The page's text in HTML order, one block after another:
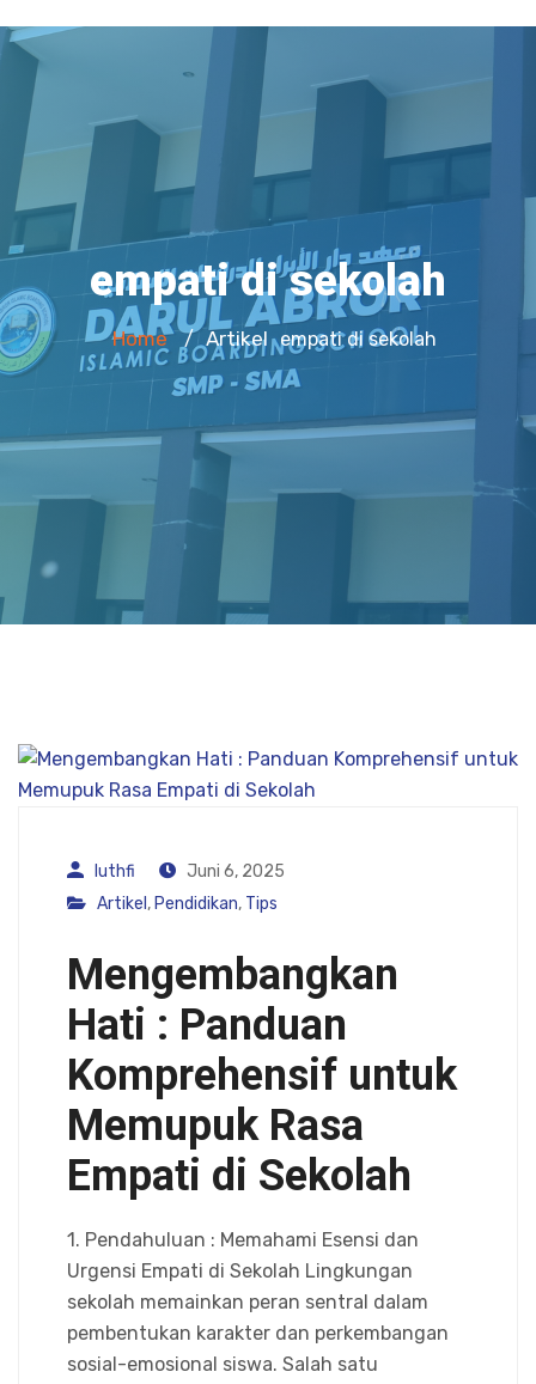
empati di sekolah
Home / Artikel empati di sekolah
luthfi
Juni 6, 2025
Artikel , Pendidikan, Tips
Mengembangkan
Hati : Panduan
Komprehensif untuk
Memupuk Rasa
Empati di Sekolah
1. Pendahuluan : Memahami Esensi dan
Urgensi Empati di Sekolah Lingkungan
sekolah memainkan peran sentral dalam
pembentukan karakter dan perkembangan
sosial-emosional siswa. Salah satu